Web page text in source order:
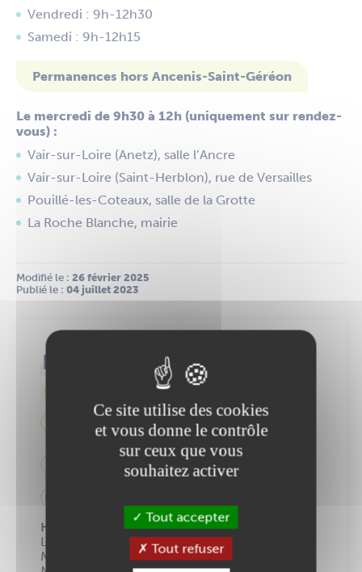
Vendredi : 9h-12h30
Samedi : 9h-12h15
Permanences hors Ancenis-Saint-Géréon
Le mercredi de 9h30 à 12h (uniquement sur rendez-
vous) :
Vair-sur-Loire (Anetz), salle l’Ancre
Vair-sur-Loire (Saint-Herblon), rue de Versailles
Pouillé-les-Coteaux, salle de la Grotte
La Roche Blanche, mairie
Modifié le : 26 février 2025
Publié le : 04 juillet 2023
Relais Petite Enfance
SIVU de l'Enfance
175 rue Pierre de Coubertin
44150 Ancenis-Saint-Géréon
02 40 09 94 53
Horaire d'ouverture Maison de l'Enfance :
Lundi : 9h-12h30 | 13h30-18h
Mardi : 9h-12h30 | 13h30-19h30
Ce site utilise des cookies
et vous donne le contrôle
sur ceux que vous
souhaitez activer
Tout accepter
Tout refuser